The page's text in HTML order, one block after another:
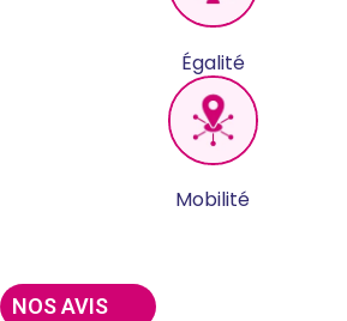
Égalité
Mobilité
NOS AVIS